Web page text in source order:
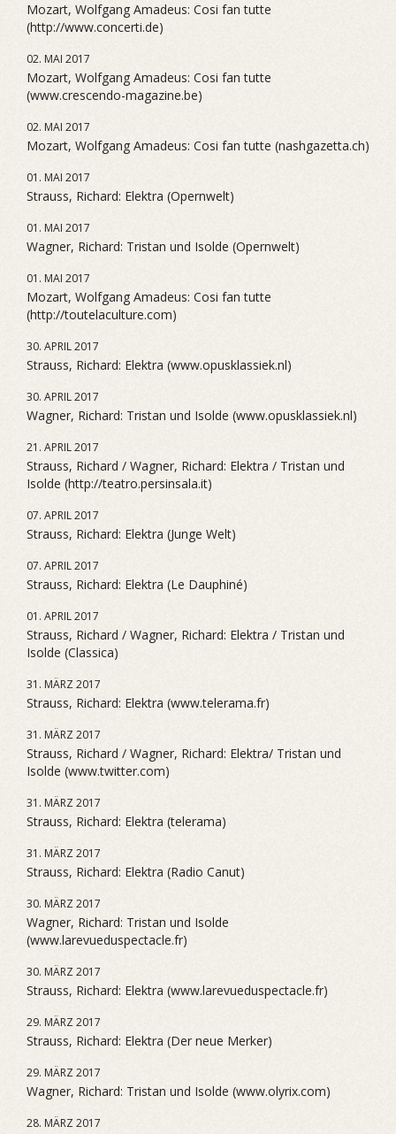
Mozart, Wolfgang Amadeus: Cosi fan tutte
(http://www.concerti.de)
02. MAI 2017
Mozart, Wolfgang Amadeus: Cosi fan tutte
(www.crescendo-magazine.be)
02. MAI 2017
Mozart, Wolfgang Amadeus: Cosi fan tutte (nashgazetta.ch)
01. MAI 2017
Strauss, Richard: Elektra (Opernwelt)
01. MAI 2017
Wagner, Richard: Tristan und Isolde (Opernwelt)
01. MAI 2017
Mozart, Wolfgang Amadeus: Cosi fan tutte
(http://toutelaculture.com)
30. APRIL 2017
Strauss, Richard: Elektra (www.opusklassiek.nl)
30. APRIL 2017
Wagner, Richard: Tristan und Isolde (www.opusklassiek.nl)
21. APRIL 2017
Strauss, Richard / Wagner, Richard: Elektra / Tristan und
Isolde (http://teatro.persinsala.it)
07. APRIL 2017
Strauss, Richard: Elektra (Junge Welt)
07. APRIL 2017
Strauss, Richard: Elektra (Le Dauphiné)
01. APRIL 2017
Strauss, Richard / Wagner, Richard: Elektra / Tristan und
Isolde (Classica)
31. MÄRZ 2017
Strauss, Richard: Elektra (www.telerama.fr)
31. MÄRZ 2017
Strauss, Richard / Wagner, Richard: Elektra/ Tristan und
Isolde (www.twitter.com)
31. MÄRZ 2017
Strauss, Richard: Elektra (telerama)
31. MÄRZ 2017
Strauss, Richard: Elektra (Radio Canut)
30. MÄRZ 2017
Wagner, Richard: Tristan und Isolde
(www.larevueduspectacle.fr)
30. MÄRZ 2017
Strauss, Richard: Elektra (www.larevueduspectacle.fr)
29. MÄRZ 2017
Strauss, Richard: Elektra (Der neue Merker)
29. MÄRZ 2017
Wagner, Richard: Tristan und Isolde (www.olyrix.com)
28. MÄRZ 2017